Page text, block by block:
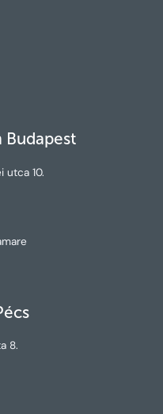
Budapest
utca 10.
8.